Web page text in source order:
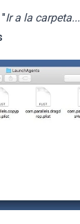
Ir a la carpeta...